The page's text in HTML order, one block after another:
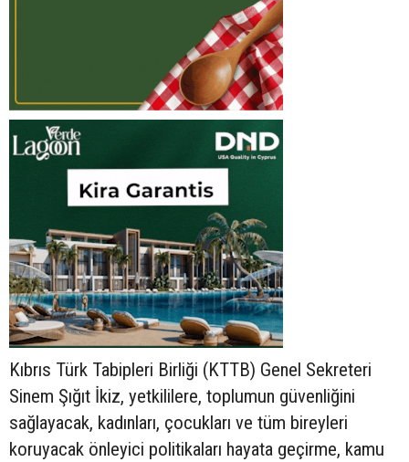
Kıbrıs Türk Tabipleri Birliği (KTTB) Genel Sekreteri
Sinem Şığıt İkiz, yetkililere, toplumun güvenliğini
sağlayacak, kadınları, çocukları ve tüm bireyleri
koruyacak önleyici politikaları hayata geçirme, kamu